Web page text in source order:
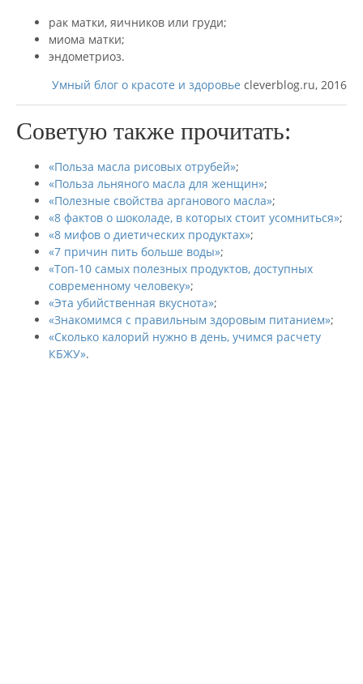
рак матки, яичников или груди;
миома матки;
эндометриоз.
Умный блог о красоте и здоровье cleverblog.ru, 2016
Советую также прочитать:
«Польза масла рисовых отрубей»;
«Польза льняного масла для женщин»;
«Полезные свойства арганового масла»;
«8 фактов о шоколаде, в которых стоит усомниться»;
«8 мифов о диетических продуктах»;
«7 причин пить больше воды»;
«Топ-10 самых полезных продуктов, доступных
современному человеку»;
«Эта убийственная вкуснота»;
«Знакомимся с правильным здоровым питанием»;
«Сколько калорий нужно в день, учимся расчету
КБЖУ».